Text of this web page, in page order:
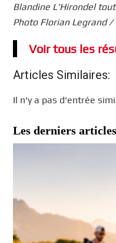
Blandine L’Hirondel
Photo Florian Legrand /
Voir tous les
Articles Similaires:
Il n’y a pas d’entrée
Les derniers articles